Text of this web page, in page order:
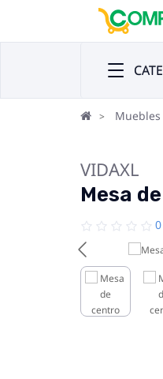
VIDAXL
Mesa